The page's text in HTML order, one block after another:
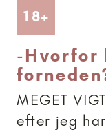
18+
-Hvorfor
MEGET
efter jeg